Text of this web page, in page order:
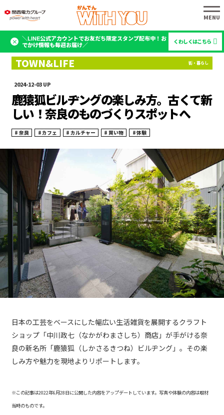
＼LINE公式アカウントでお友だち限定スタンプ配布中！お
でかけ情報も毎週お届け／
くわしくはこちら
2024-12-03
鹿猿狐ビルヂングの楽しみ方。古くて新
しい！奈良のものづくりスポットへ
奈良 カフェ カルチャー 買い物 体験
日本の工芸をベースにした幅広い生活雑貨を展開するクラフト
ショップ「中川政七（なかがわまさしち）商店」が手がける奈
良の新名所「鹿猿狐（しかさるきつね）ビルヂング」。その楽
しみ方や魅力を現地よりリポートします。
※この記事は2022年6月28日に公開した内容をアップデートしています。写真や体験の内容は取材
当時のものです。